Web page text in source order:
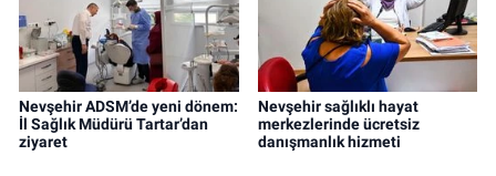
Nevşehir ADSM’de yeni dönem:
İl Sağlık Müdürü Tartar’dan
ziyaret
Nevşehir sağlıklı hayat
merkezlerinde ücretsiz
danışmanlık hizmeti